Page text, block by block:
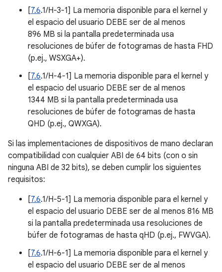
[7.6.1/H-3-1] La memoria disponible para el kernel y
el espacio del usuario DEBE ser de al menos
896 MB si la pantalla predeterminada usa
resoluciones de búfer de fotogramas de hasta FHD
(p.ej., WSXGA+).
[7.6.1/H-4-1] La memoria disponible para el kernel y
el espacio del usuario DEBE ser de al menos
1344 MB si la pantalla predeterminada usa
resoluciones de búfer de fotogramas de hasta
QHD (p.ej., QWXGA).
Si las implementaciones de dispositivos de mano declaran
compatibilidad con cualquier ABI de 64 bits (con o sin
ninguna ABI de 32 bits), se deben cumplir los siguientes
requisitos:
[7.6.1/H-5-1] La memoria disponible para el kernel y
el espacio del usuario DEBE ser de al menos 816 MB
si la pantalla predeterminada usa resoluciones de
búfer de fotogramas de hasta qHD (p.ej., FWVGA).
[7.6.1/H-6-1] La memoria disponible para el kernel y
el espacio del usuario DEBE ser de al menos